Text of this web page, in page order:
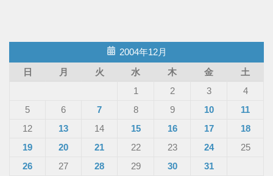
2004年12月
日
月 火 水 木 金
土
1
2 3
4
5
6 7 8 9 10
11
12
13 14 15 16 17
18
19
20 21 22 23 24
25
26
27 28 29 30
31